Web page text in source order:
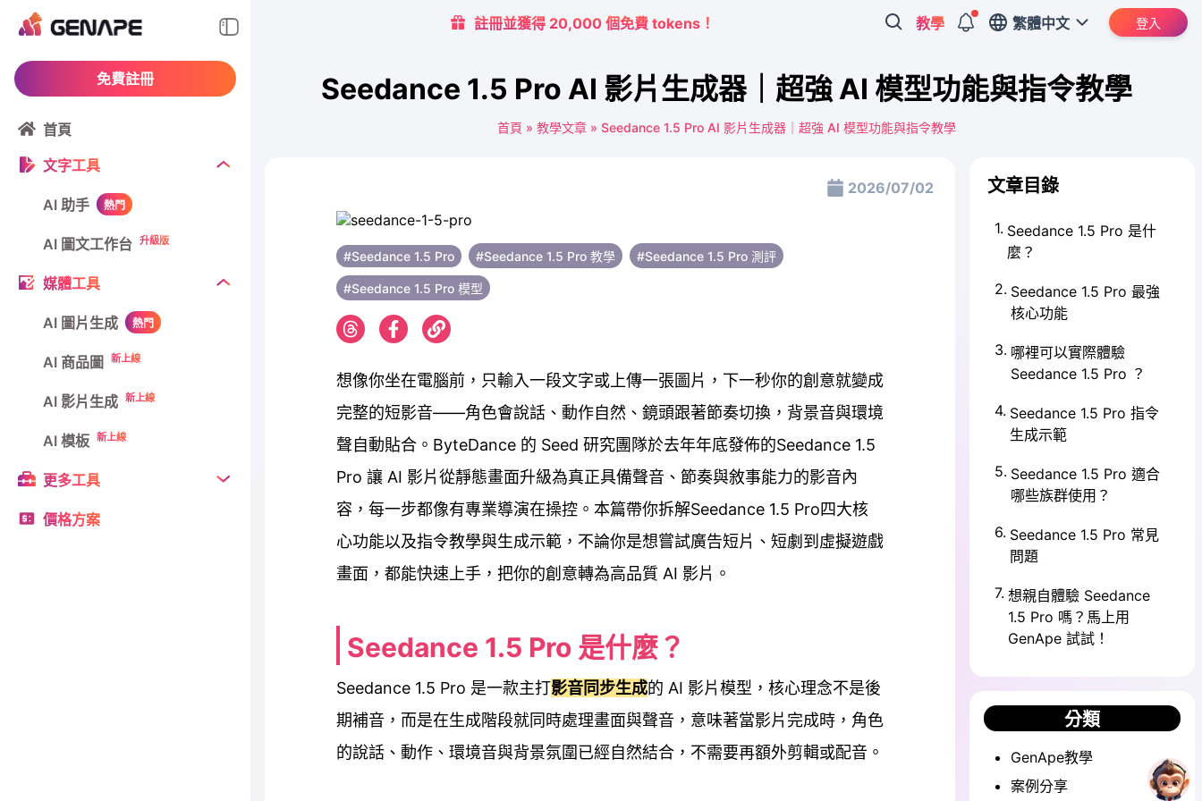
免費註冊
首頁
文字工具
AI 助手 熱門
AI 圖文工作台 升級版
媒體工具
AI 圖片生成 熱門
AI 商品圖 新上線
AI 影片生成 新上線
AI 模板 新上線
更多工具
價格方案
註冊並獲得 20,000 個免費 tokens！ 教學 繁體中文 登入
Seedance 1.5 Pro AI 影片生成器｜超強 AI 模型功能與指令教學
首頁 » 教學文章» Seedance 1.5 Pro AI 影片生成器｜超強 AI 模型功能與指令教學
2026/07/02
#Seedance 1.5 Pro #Seedance 1.5 Pro 教學 #Seedance 1.5 Pro 測評
#Seedance 1.5 Pro 模型
想像你坐在電腦前，只輸入一段文字或上傳一張圖片，下一秒你的創意就變成
完整的短影音——角色會說話、動作自然、鏡頭跟著節奏切換，背景音與環境
聲自動貼合。ByteDance 的 Seed 研究團隊於去年年底發佈的Seedance 1.5
Pro 讓 AI 影片從靜態畫面升級為真正具備聲音、節奏與敘事能力的影音內
容，每一步都像有專業導演在操控。本篇帶你拆解Seedance 1.5 Pro四大核
心功能以及指令教學與生成示範，不論你是想嘗試廣告短片、短劇到虛擬遊戲
畫面，都能快速上手，把你的創意轉為高品質 AI 影片。
Seedance 1.5 Pro 是什麼？
Seedance 1.5 Pro 是一款主打影音同步生成的 AI 影片模型，核心理念不是後
期補音，而是在生成階段就同時處理畫面與聲音，意味著當影片完成時，角色
的說話、動作、環境音與背景氛圍已經自然結合，不需要再額外剪輯或配音。
文章目錄
1. Seedance 1.5 Pro 是什
麼？
2. Seedance 1.5 Pro 最強
核心功能
3. 哪裡可以實際體驗
Seedance 1.5 Pro ？
4. Seedance 1.5 Pro 指令
生成示範
5. Seedance 1.5 Pro 適合
哪些族群使用？
6. Seedance 1.5 Pro 常見
問題
7. 想親自體驗 Seedance
1.5 Pro 嗎？馬上用
GenApe 試試！
分類
GenApe教學
案例分享